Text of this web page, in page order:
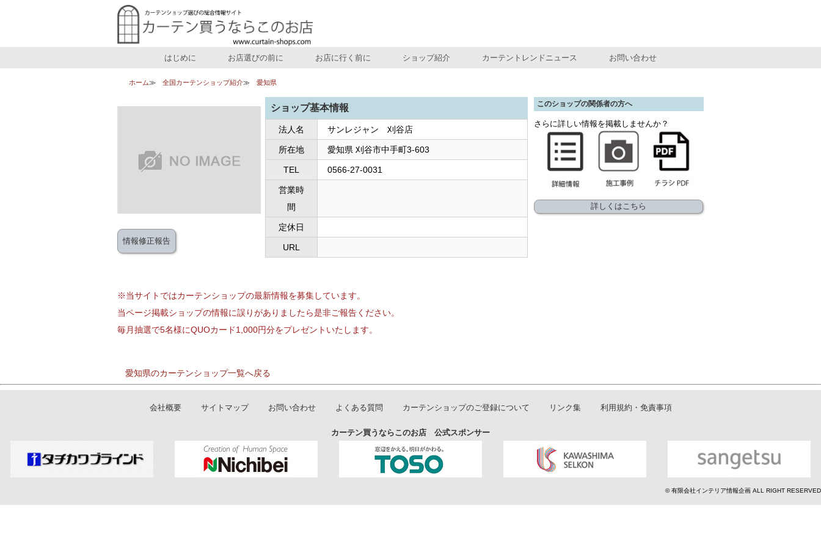
はじめに お店選びの前に お店に行く前に ショップ紹介 カーテントレンドニュース お問い合わせ
ホーム 全国カーテンショップ紹介 愛知県
情報修正報告
ショップ基本情報
法人名 サンレジャン 刈谷店
所在地 愛知県 刈谷市中手町3-603
TEL 0566-27-0031
営業時
間
定休日
URL
※当サイトではカーテンショップの最新情報を募集しています。
当ページ掲載ショップの情報に誤りがありましたら是非ご報告ください。
毎月抽選で5名様にQUOカード1,000円分をプレゼントいたします。
愛知県のカーテンショップ一覧へ戻る
このショップの関係者の方へ
さらに詳しい情報を掲載しませんか？
詳しくはこちら
会社概要 サイトマップ お問い合わせ よくある質問 カーテンショップのご登録について リンク集 利用規約・免責事項
カーテン買うならこのお店 公式スポンサー
© 有限会社インテリア情報企画 ALL RIGHT RESERVED